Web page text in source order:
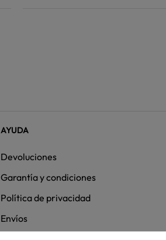
AYUDA
Devoluciones
Garantía y condiciones
Política de privacidad
Envíos